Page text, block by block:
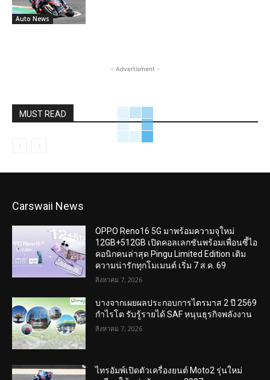
Auto News
- Advertisment -
MUST READ
Carswaii News
OPPO Reno16 5G มาพร้อมความจุใหม่
12GB+512GB เปิดคอลเลกชันพร้อมเพื่อนซี้ไอ
คอนิกคนล่าสุด Pingu Limited Edition เติม
ความน่ารักทุกโมเมนต์ เริ่ม 7 ส.ค. 69
สิงหาคม 7, 2026
บางจากเผยผลประกอบการไตรมาส 2 ปี 2569
กำไรโต รับรู้รายได้ SAF หนุนธุรกิจพลังงาน
สิงหาคม 7, 2026
ไทรอัมพ์เปิดตัวเครื่องยนต์ Moto2 รุ่นใหม่